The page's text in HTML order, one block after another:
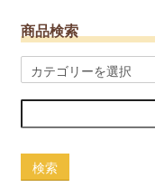
商品検索
検索